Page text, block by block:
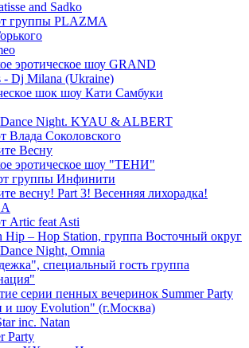
and Sadko
группы PLAZMA
эротическое шоу GRAND
- Dj Milana (Ukraine)
шок шоу Кати Самбуки
Dance Night. KYAU & ALBERT
Влада Соколовского
Весну
эротическое шоу "ТЕНИ"
группы Инфинити
весну! Part 3! Весенняя лихорадка!
Artic feat Asti
Hip – Hop Station, группа Восточный округ
Night, Omnia
специальный гость группа
серии пенных вечеринок Summer Party
и шоу Evolution" (г.Москва)
inc. Natan
Party